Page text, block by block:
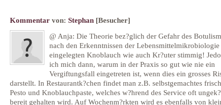
Kommentar von: Stephan [Besucher]
@ Anja: Die Theorie bez?glich der Gefahr des
nach den Erkenntnissen der
eingelegten Knoblauch wie auch Kr?uter stimmig!
ich mich dann, warum in der Praxis so gut wie nie ein
Vergiftungsfall eingetreten ist, wenn dies ein grosses
darstellt. In Restaurantk?chen findet man z.B. selbstgemachtes
Pesto und Knoblauchpaste, welches w?hrend des Service oft
bereit gehalten wird. Auf Wochenm?rkten wird es ebenfalls von